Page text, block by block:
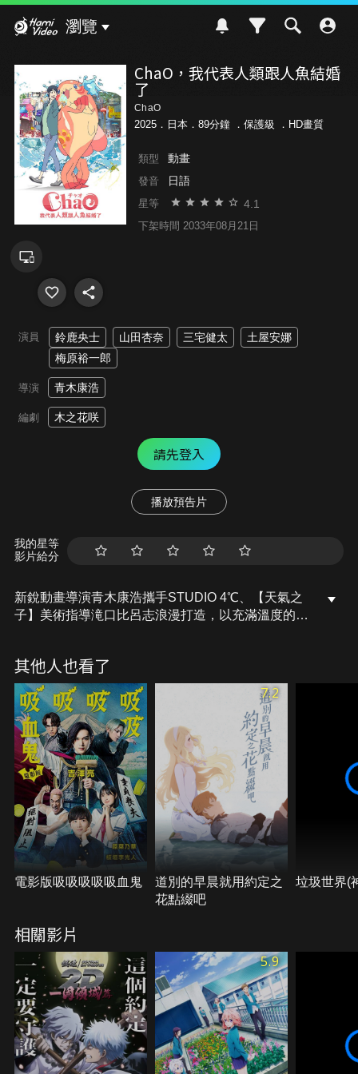
瀏覽
ChaO，我代表人類跟人魚結婚
了
ChaO
2025．日本．89分鐘 ． 保護級 ．HD畫質
類型 動畫
發音 日語
星等 4.1
下架時間 2033年08月21日
演員 鈴鹿央士 山田杏奈 三宅健太
土屋安娜
梅原裕一郎
導演 青木康浩
編劇 木之花咲
請先登入
播放預告片
我的星等
影片給分
新銳動畫導演青木康浩攜手STUDIO 4℃、【天氣之
子】美術指導滝口比呂志浪漫打造，以充滿溫度的手
人魚公主恰歐當眾求婚。這段突如其來的愛情，不只
讓史蒂芬的生活天翻地覆，更喚醒了深埋已久的童年
回憶…
其他人也看了
電影版吸吸吸吸吸血鬼
7.2
道別的早晨就用約定之
花點綴吧
垃圾世界(
相關影片
5.9